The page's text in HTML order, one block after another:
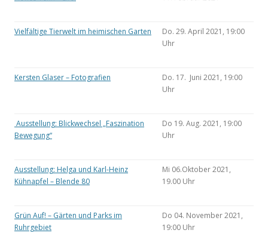
Vielfältige Tierwelt im heimischen Garten
Do. 29. April 2021, 19:00
Uhr
Kersten Glaser – Fotografien
Do. 17. Juni 2021, 19:00
Uhr
Ausstellung: Blickwechsel „Faszination
Bewegung“
Do 19. Aug. 2021, 19:00
Uhr
Ausstellung: Helga und Karl-Heinz
Kühnapfel – Blende 80
Mi 06.Oktober 2021,
19.00 Uhr
Grün Auf! – Gärten und Parks im
Ruhrgebiet
Do 04. November 2021,
19:00 Uhr